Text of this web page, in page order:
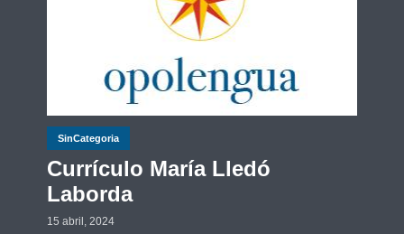
SinCategoria
Currículo María Lledó
Laborda
15 abril, 2024